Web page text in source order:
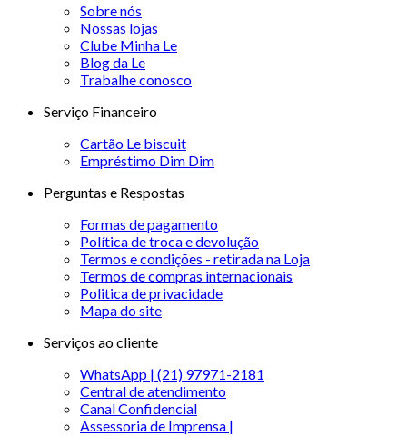
Sobre nós
Nossas lojas
Clube Minha Le
Blog da Le
Trabalhe conosco
Serviço Financeiro
Cartão Le biscuit
Empréstimo Dim Dim
Perguntas e Respostas
Formas de pagamento
Política de troca e devolução
Termos e condições - retirada na Loja
Termos de compras internacionais
Politica de privacidade
Mapa do site
Serviços ao cliente
WhatsApp | (21) 97971-2181
Central de atendimento
Canal Confidencial
Assessoria de Imprensa |